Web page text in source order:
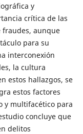
y
crítica de las
fraudes, aunque
para su
interconexión
la cultura
estos hallazgos, se
estos factores
y multifacético para
concluye que
delitos